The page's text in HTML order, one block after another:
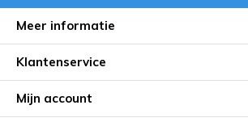
Meer informatie
Klantenservice
Mijn account